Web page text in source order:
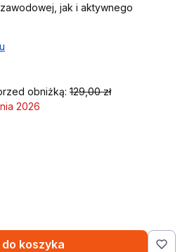
jak i aktywnego
obniżką: 129,00 zł
2026
koszyka